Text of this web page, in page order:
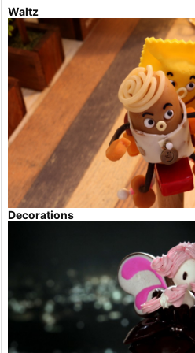
Waltz
Decorations